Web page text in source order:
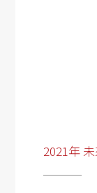
2021年